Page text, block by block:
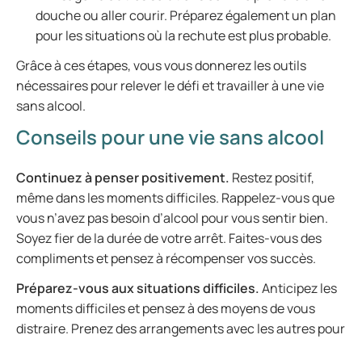
douche ou aller courir. Préparez également un plan
pour les situations où la rechute est plus probable.
Grâce à ces étapes, vous vous donnerez les outils
nécessaires pour relever le défi et travailler à une vie
sans alcool.
Conseils pour une vie sans alcool
Continuez à penser positivement. Restez positif,
même dans les moments difficiles. Rappelez-vous que
vous n’avez pas besoin d’alcool pour vous sentir bien.
Soyez fier de la durée de votre arrêt. Faites-vous des
compliments et pensez à récompenser vos succès.
Préparez-vous aux situations difficiles.Anticipez les
moments difficiles et pensez à des moyens de vous
distraire. Prenez des arrangements avec les autres pour